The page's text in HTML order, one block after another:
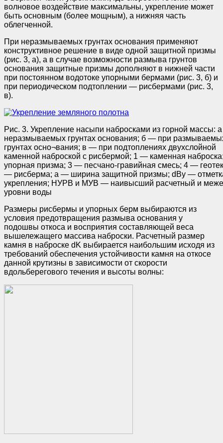
волновое воздействие максимальны, укрепление может
быть основным (более мощным), а нижняя часть
облегченной.
При неразмываемых грунтах основания применяют
конструктивное решение в виде одной защитной призмы
(рис. 3, а), а в случае возможности размыва грунтов
основания защитные призмы дополняют в нижней части
при постоянном водотоке упорными бермами (рис. 3, б) и
при периодическом подтоплении — рисбермами (рис. 3,
в).
Рис. 3. Укрепление насыпи набросками из горной массы:
неразмываемых грунтах основания; б — при
грунтах осно¬вания; в — при подтоплениях двухслойной
каменной наброской с рисбермой; 1 — каменная
упорная призма; 3 — песчано-гравийная смесь; 4 —
— рисберма; а — ширина защитной призмы; dBy —
укрепления; НУРВ и МУВ — наивысший расчетный и
уровни воды
Размеры рисбермы и упорных берм выбираются из
условия предотвращения размыва основания у
подошвы откоса и восприятия составляющей веса
вышележащего массива наброски. Расчетный размер
камня в наброске dK выбирается наибольшим исходя из
требований обеспечения устойчивости камня на откосе
данной крутизны в зависимости от скорости
вдольберегового течения и высоты волны: